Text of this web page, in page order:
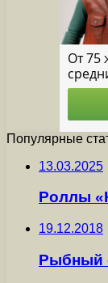
Популярные
13.03.2025
Роллы
19.12.2018
Рыбный